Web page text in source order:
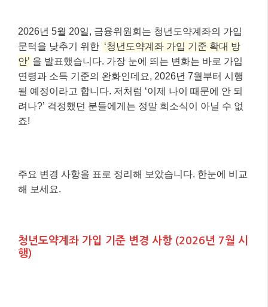
2026년 5월 20일, 금융위원회는 청년도약계좌의 가입
문턱을 낮추기 위한 ‘청년도약계좌 가입 기준 확대 방
안’ 을 발표했습니다. 가장 눈에 띄는 변화는 바로 가입
연령과 소득 기준의 완화인데요, 2026년 7월부터 시행
될 예정이라고 합니다. 저처럼 ‘이제 나이 때문에 안 되
려나?’ 걱정했던 분들에게는 정말 희소식이 아닐 수 없
죠!
주요 변경 사항을 표로 정리해 보았습니다. 한눈에 비교
해 보세요.
청년도약계좌 가입 기준 변경 사항 (2026년 7월 시
행)